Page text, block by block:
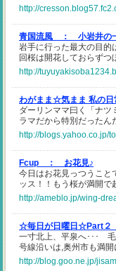
http://
青国流風 ：
小岩井
岩手に行った最大の目的
回桜は開花しておらずつ
http://
わがまま☆気まま 私の
ダーリンママ曰く「ナツ
ラマだから特別だったん
http://blogs.yahoo.co.jp/
Fcup ：
お花見♪
今日はお花見っつうこと
ッス！！もう桜が満開
http://ameblo.jp/wing-
☆毎日が日曜日☆Part２
一寸北上、平泉へ･･･
号線沿いは,奥州市も満開
http://blog.goo.ne.jp/